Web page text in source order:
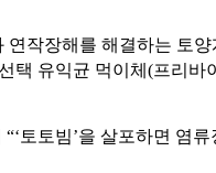
작장해를 해결하는 토
유익균 먹이체(프리바
토토빔’을 살포하면 염